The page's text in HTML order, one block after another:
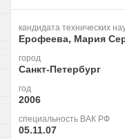
кандидата технических
Ерофеева, Мария
город
Санкт-Петербург
год
2006
специальность ВАК РФ
05.11.07